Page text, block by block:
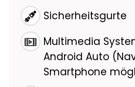
Sicherheitsgurte
Multimedia
Android Auto
Smartphone